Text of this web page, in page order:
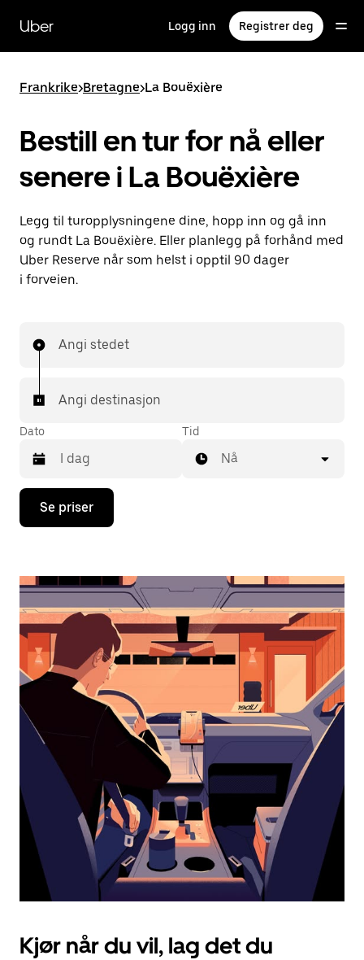
hovedinnholdet
Uber Logg inn Registrer deg
Frankrike>Bretagne>La Bouëxière
Bestill en tur for nå eller
senere i La Bouëxière
Legg til turopplysningene dine, hopp inn og gå inn
og rundt La Bouëxière. Eller planlegg på forhånd med
Uber Reserve når som helst i opptil 90 dager
i forveien.
Angi stedet
Angi destinasjon
Dato
Trykk
piltast
åpne
og
velge
dato.
Trykk
på
Esc-
knappen
kalenderen.
Tid
Nå
Se priser
Kjør når du vil, lag det du